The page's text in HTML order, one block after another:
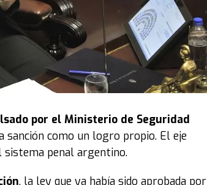
por el Ministerio de Seguridad
sanción como un logro propio. El eje
sistema penal argentino.
, la ley que ya había sido aprobada por